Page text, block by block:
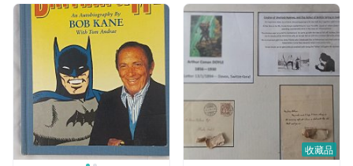
收藏品